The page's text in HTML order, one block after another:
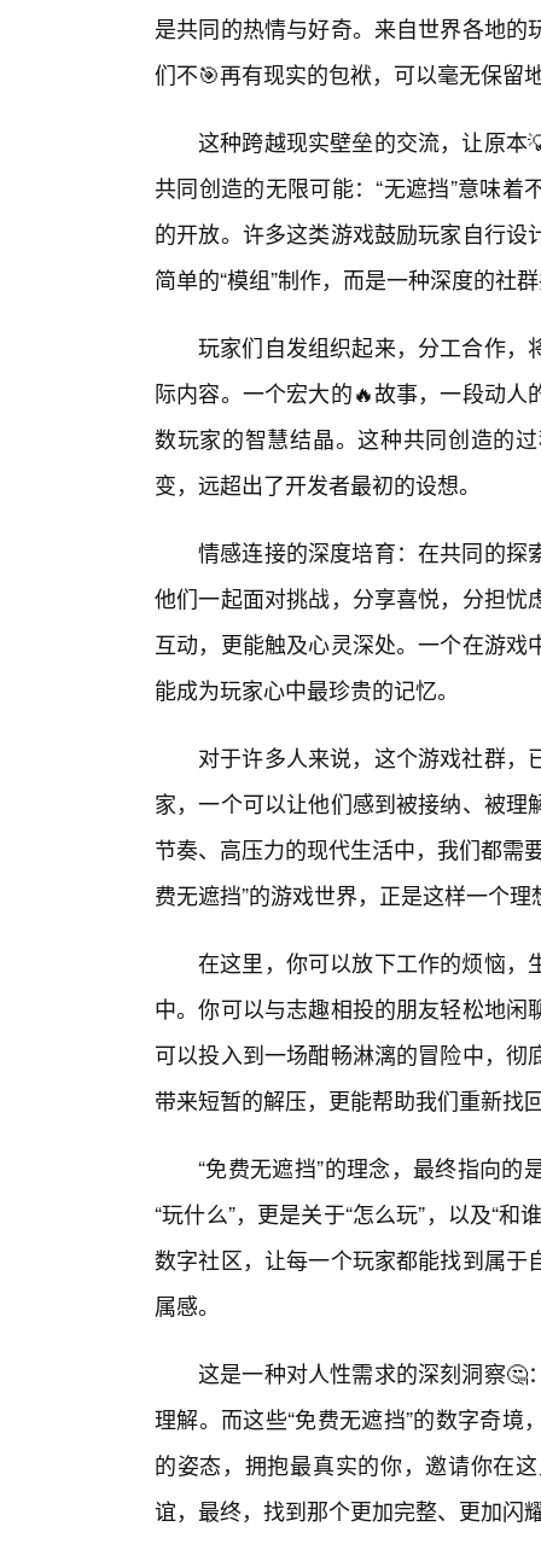
是共同的热情与好奇。来自世界各地
们不🎯再有现实的包袱，可以毫无保留
这种跨越现实壁垒的交流，让原本
共同创造的无限可能：“无遮挡”意味
的开放。许多这类游戏鼓励玩家自行
简单的“模组”制作，而是一种深度的社
玩家们自发组织起来，分工合作，
际内容。一个宏大的🔥故事，一段动
数玩家的智慧结晶。这种共同创造的
变，远超出了开发者最初的设想。
情感连接的深度培育：在共同的探
他们一起面对挑战，分享喜悦，分担
互动，更能触及心灵深处。一个在游
能成为玩家心中最珍贵的记忆。
对于许多人来说，这个游戏社群
家，一个可以让他们感到被接纳、被
节奏、高压力的现代生活中，我们都需
费无遮挡”的游戏世界，正是这样一个理
在这里，你可以放下工作的烦恼，
中。你可以与志趣相投的朋友轻松地
可以投入到一场酣畅淋漓的冒险中，
带来短暂的解压，更能帮助我们重新找
“免费无遮挡”的理念，最终指向
“玩什么”，更是关于“怎么玩”，以及“
数字社区，让每一个玩家都能找到属
属感。
这是一种对人性需求的深刻洞察🤔
理解。而这些“免费无遮挡”的数字奇
的姿态，拥抱最真实的你，邀请你在
谊，最终，找到那个更加完整、更加闪